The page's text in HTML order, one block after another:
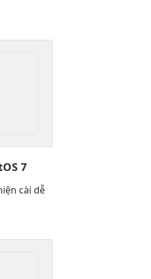
7
cài dễ